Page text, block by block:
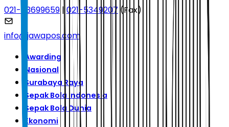
021-53699659 | 021-5349207 (Fax)
info@jawapos.com
Awarding
Nasional
Surabaya Raya
Sepak Bola Indonesia
Sepak Bola Dunia
Ekonomi